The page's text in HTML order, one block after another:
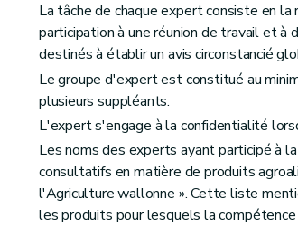
La tâche de chaque expert consiste en la
participation à une réunion de travail et à
destinés à établir un avis circonstancié
Le groupe d'expert est constitué au
plusieurs suppléants.
L'expert s'engage à la confidentialité
Les noms des experts ayant participé à
consultatifs en matière de produits
l'Agriculture wallonne ». Cette liste
les produits pour lesquels la